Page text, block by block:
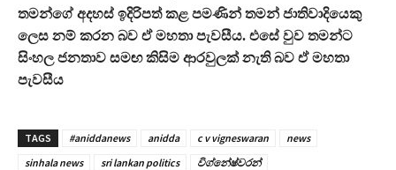
තමන්ගේ අදහස් ඉදිරිපත් කළ පමණින් තමන් ජාතිවාදියෙකු
ලෙස නම් කරන බව ඒ මහතා පැවසීය. එසේ වුව තමන්ට
සිංහල ජනතාව සමඟ කිසිම ආරවුලක් නැති බව ඒ මහතා
පැවසීය
TAGS #aniddanews anidda c v vigneswaran
news
sinhala news
sri lankan politics විග්නේෂ්වරන්